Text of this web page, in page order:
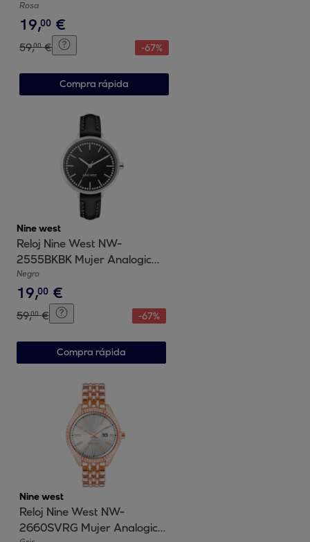
Cuarzo con Correa de Cuero
Rosa
19,00 €
59,00 € -67%
Compra rápida
Nine west
Reloj Nine West NW-
2555BKBK Mujer Analogico
Cuarzo con Correa de Cuero
Negro
19,00 €
59,00 € -67%
Compra rápida
Nine west
Reloj Nine West NW-
2660SVRG Mujer Analogico